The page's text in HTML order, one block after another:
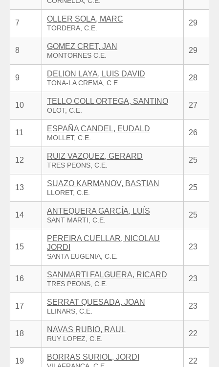
7 OLLER SOLA, MARC 29
8 GOMEZ CRET, JAN 29
9 DELION LAYA, LUIS DAVID 28
10 TELLO COLL ORTEGA, SANTINO 27
11 ESPAÑA CANDEL, EUDALD 26
12 RUIZ VAZQUEZ, GERARD 25
13 SUAZO KARMANOV, BASTIAN 25
14 ANTEQUERA GARCÍA, LUÍS 25
15
PEREIRA CUELLAR, NICOLAU
JORDI
23
16 SANMARTI FALGUERA, RICARD 23
17 SERRAT QUESADA, JOAN 23
18 NAVAS RUBIO, RAUL 22
19 BORRAS SURIOL, JORDI 22